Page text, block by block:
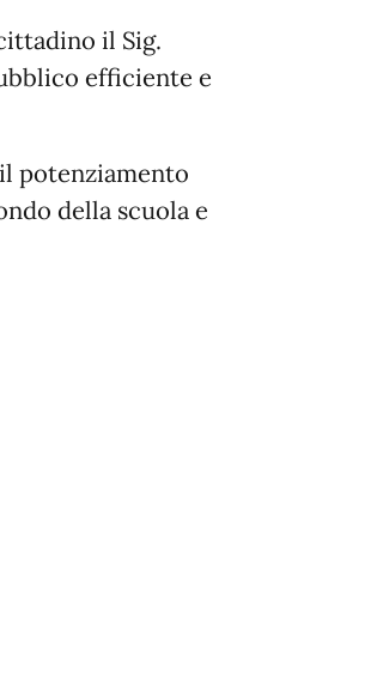
il Sig.
efficiente e
potenziamento
della scuola e